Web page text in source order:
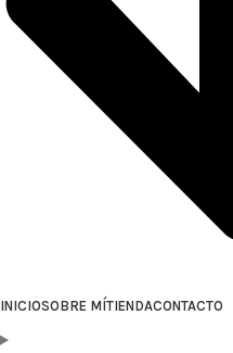
INICIOSOBRE MÍTIENDACONTACTO